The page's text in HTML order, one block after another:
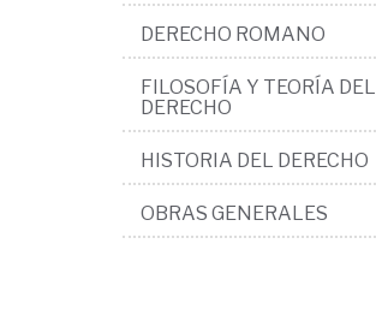
DERECHO ROMANO
FILOSOFÍA Y TEORÍA DEL
DERECHO
HISTORIA DEL DERECHO
OBRAS GENERALES